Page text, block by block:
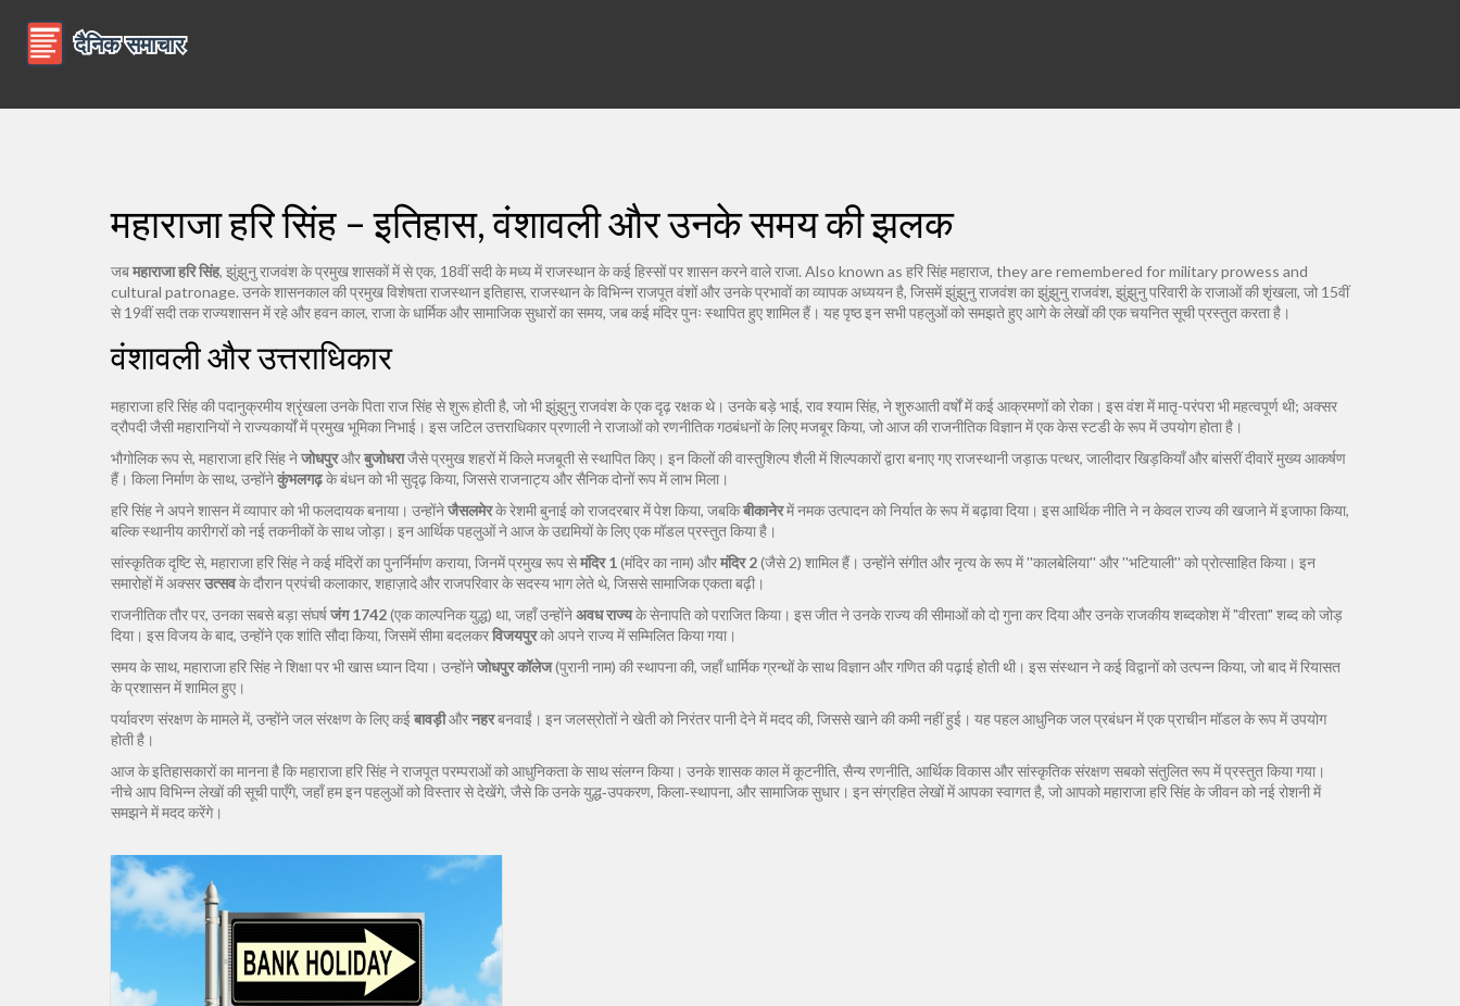
महाराजा हरि सिंह – इतिहास, वंशावली और उनके समय की झलक
जबमहाराजा हरि सिंह, झुंझुनु राजवंश के प्रमुख शासकों में से एक, 18वीं सदी के मध्य में राजस्थान के कई हिस्सों पर शासन करने वाले राजा. Also known as हरि सिंह महाराज, they are remembered for military prowess and
cultural patronage. उनके शासनकाल की प्रमुख विशेषताराजस्थान इतिहास, राजस्थान के विभिन्न राजपूत वंशों और उनके प्रभावों का व्यापक अध्ययनहै, जिसमें झुंझुनु राजवंश काझुंझुनु राजवंश, झुंझुनु परिवारी के राजाओं की शृंखला, जो 15वीं
से 19वीं सदी तक राज्यशासन में रहेऔरहवन काल, राजा के धार्मिक और सामाजिक सुधारों का समय, जब कई मंदिर पुनः स्थापित हुएशामिल हैं। यह पृष्ठ इन सभी पहलुओं को समझते हुए आगे के लेखों की एक चयनित सूची प्रस्तुत करता है।
वंशावली और उत्तराधिकार
महाराजा हरि सिंह की पदानुक्रमीय श्रृंखला उनके पिता राज सिंह से शुरू होती है, जो भी झुंझुनु राजवंश के एक दृढ़ रक्षक थे। उनके बड़े भाई, राव श्याम सिंह, ने शुरुआती वर्षों में कई आक्रमणों को रोका। इस वंश में मातृ-परंपरा भी महत्वपूर्ण थी; अक्सर
द्रौपदी जैसी महारानियों ने राज्यकार्यों में प्रमुख भूमिका निभाई। इस जटिल उत्तराधिकार प्रणाली ने राजाओं को रणनीतिक गठबंधनों के लिए मजबूर किया, जो आज की राजनीतिक विज्ञान में एक केस स्टडी के रूप में उपयोग होता है।
भौगोलिक रूप से, महाराजा हरि सिंह नेजोधपुरऔरबुजोधराजैसे प्रमुख शहरों में किले मजबूती से स्थापित किए। इन किलों की वास्तुशिल्प शैली में शिल्पकारों द्वारा बनाए गए राजस्थानी जड़ाऊ पत्थर, जालीदार खिड़कियाँ और बांसरीं दीवारें मुख्य आकर्षण
हैं। किला निर्माण के साथ, उन्होंनेकुंभलगढ़के बंधन को भी सुदृढ़ किया, जिससे राजनाट्य और सैनिक दोनों रूप में लाभ मिला।
हरि सिंह ने अपने शासन में व्यापार को भी फलदायक बनाया। उन्होंनेजैसलमेरके रेशमी बुनाई को राजदरबार में पेश किया, जबकिबीकानेरमें नमक उत्पादन को निर्यात के रूप में बढ़ावा दिया। इस आर्थिक नीति ने न केवल राज्य की खजाने में इजाफा किया,
बल्कि स्थानीय कारीगरों को नई तकनीकों के साथ जोड़ा। इन आर्थिक पहलुओं ने आज के उद्यमियों के लिए एक मॉडल प्रस्तुत किया है।
सांस्कृतिक दृष्टि से, महाराजा हरि सिंह ने कई मंदिरों का पुनर्निर्माण कराया, जिनमें प्रमुख रूप सेमंदिर 1(मंदिर का नाम) औरमंदिर 2(जैसे 2) शामिल हैं। उन्होंने संगीत और नृत्य के रूप में ''कालबेलिया'' और ''भटियाली'' को प्रोत्साहित किया। इन
समारोहों में अक्सरउत्सवके दौरान प्रपंची कलाकार, शहाज़ादे और राजपरिवार के सदस्य भाग लेते थे, जिससे सामाजिक एकता बढ़ी।
राजनीतिक तौर पर, उनका सबसे बड़ा संघर्षजंग 1742(एक काल्पनिक युद्ध) था, जहाँ उन्होंनेअवध राज्यके सेनापति को पराजित किया। इस जीत ने उनके राज्य की सीमाओं को दो गुना कर दिया और उनके राजकीय शब्दकोश में "वीरता" शब्द को जोड़
दिया। इस विजय के बाद, उन्होंने एक शांति सौदा किया, जिसमें सीमा बदलकरविजयपुरको अपने राज्य में सम्मिलित किया गया।
समय के साथ, महाराजा हरि सिंह ने शिक्षा पर भी खास ध्यान दिया। उन्होंनेजोधपुर कॉलेज(पुरानी नाम) की स्थापना की, जहाँ धार्मिक ग्रन्थों के साथ विज्ञान और गणित की पढ़ाई होती थी। इस संस्थान ने कई विद्वानों को उत्पन्न किया, जो बाद में रियासत
के प्रशासन में शामिल हुए।
पर्यावरण संरक्षण के मामले में, उन्होंने जल संरक्षण के लिए कईबावड़ीऔरनहरबनवाईं। इन जलस्रोतों ने खेती को निरंतर पानी देने में मदद की, जिससे खाने की कमी नहीं हुई। यह पहल आधुनिक जल प्रबंधन में एक प्राचीन मॉडल के रूप में उपयोग
होती है।
आज के इतिहासकारों का मानना है कि महाराजा हरि सिंह ने राजपूत परम्पराओं को आधुनिकता के साथ संलग्न किया। उनके शासक काल में कूटनीति, सैन्य रणनीति, आर्थिक विकास और सांस्कृतिक संरक्षण सबको संतुलित रूप में प्रस्तुत किया गया।
नीचे आप विभिन्न लेखों की सूची पाएँगे, जहाँ हम इन पहलुओं को विस्तार से देखेंगे, जैसे कि उनके युद्ध‑उपकरण, किला‑स्थापना, और सामाजिक सुधार। इन संग्रहित लेखों में आपका स्वागत है, जो आपको महाराजा हरि सिंह के जीवन को नई रोशनी में
समझने में मदद करेंगे।